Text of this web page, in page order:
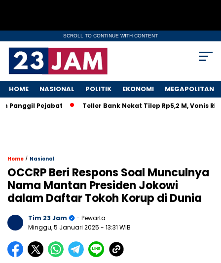
SCROLL TO CONTINUE WITH CONTENT
HOME NASIONAL POLITIK EKONOMI MEGAPOLITAN
Pejabat Teller Bank Nekat Tilep Rp5,2 M, Vonis
Home / Nasional
OCCRP Beri Respons Soal Munculnya
Nama Mantan Presiden Jokowi
dalam Daftar Tokoh Korup di Dunia
Tim 23 Jam
- Pewarta
Minggu, 5 Januari 2025 - 13:31 WIB